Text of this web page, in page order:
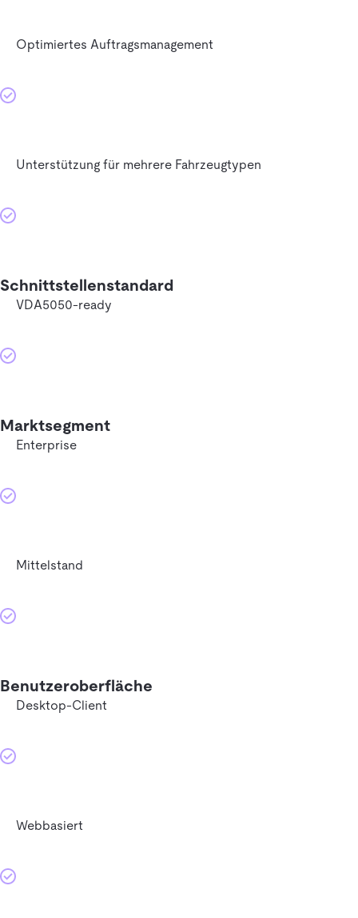
Optimiertes Auftragsmanagement
Unterstützung für mehrere Fahrzeugtypen
Schnittstellenstandard
VDA5050-ready
Marktsegment
Enterprise
Mittelstand
Benutzeroberfläche
Desktop-Client
Webbasiert